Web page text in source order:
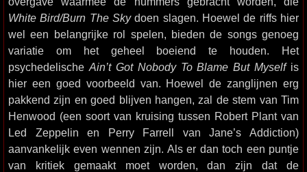
White Bird/Burn The Skydoen slagen. Hoewel de riffs hier
wel een belangrijke rol spelen, bieden de songs genoeg
variatie om het geheel boeiend te houden. Het
psychedelische Ain’t Got Nobody To Blame But Myselfis
hier een goed voorbeeld van. Hoewel de zanglijnen erg
pakkend zijn en goed blijven hangen, zal de stem van Tim
Henwood (een soort van kruising tussen Robert Plant van
Led Zeppelin en Perry Farrell van Jane’s Addiction)
aanvankelijk even wennen zijn. Als er dan toch een puntje
van kritiek gemaakt moet worden, dan zijn dat de